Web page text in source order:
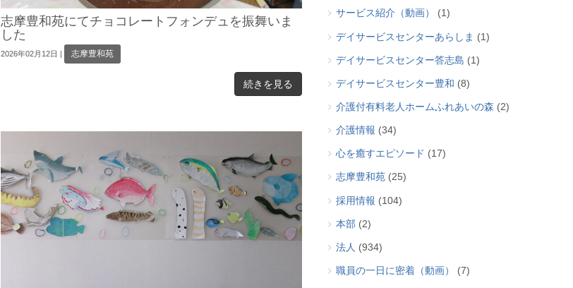
志摩豊和苑にてチョコレートフォンデュを振舞いま
した
2026年02月12日 志摩豊和苑
続きを見る
サービス紹介（動画） (1)
デイサービスセンターあらしま (1)
デイサービスセンター答志島 (1)
デイサービスセンター豊和 (8)
介護付有料老人ホームふれあいの森 (2)
介護情報 (34)
心を癒すエピソード (17)
志摩豊和苑(25)
採用情報 (104)
本部 (2)
法人 (934)
職員の一日に密着（動画） (7)